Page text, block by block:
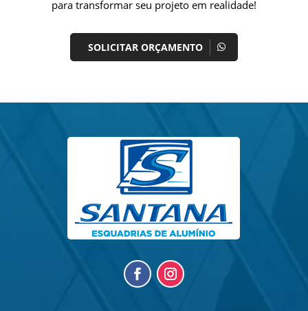
para transformar seu projeto em realidade!
SOLICITAR ORÇAMENTO